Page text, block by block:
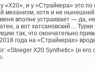
«Х20», и у «Страйкера» это по
хотя и не нынешний
вполне устраивает — да,
а вот хатсановский…
так, что окончательно
года на «Страйкерах»
«Stoeger X20 Synthetic» (и его